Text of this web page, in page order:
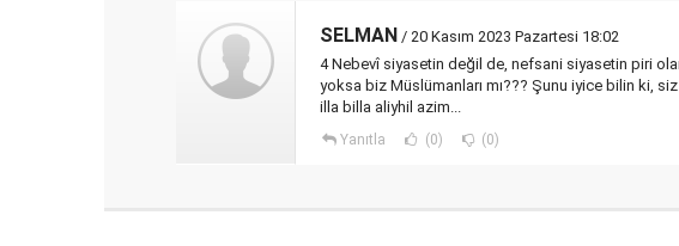
SELMAN / 20 Kasım 2023 Pazartesi 18:02
4 Nebevî siyasetin değil de, nefsani siyasetin piri
yoksa biz Müslümanları mı??? Şunu iyice bilin ki,
illa billa aliyhil azim...
Yanıtla (0) (0)